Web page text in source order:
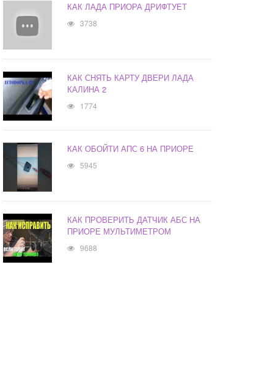
КАК ЛАДА ПРИОРА ДРИФТУЕТ
3738
КАК СНЯТЬ КАРТУ ДВЕРИ ЛАДА
КАЛИНА 2
1774
КАК ОБОЙТИ АПС 6 НА ПРИОРЕ
5945
КАК ПРОВЕРИТЬ ДАТЧИК АБС НА
ПРИОРЕ МУЛЬТИМЕТРОМ
9688